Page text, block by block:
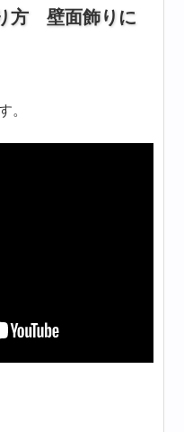
方 壁面飾りに
。